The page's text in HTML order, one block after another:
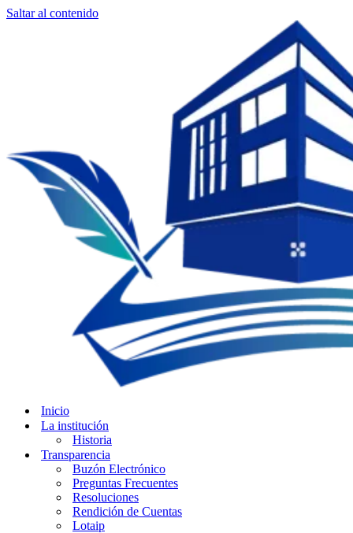
Saltar al contenido
Inicio
La institución
Historia
Transparencia
Buzón Electrónico
Preguntas Frecuentes
Resoluciones
Rendición de Cuentas
Lotaip